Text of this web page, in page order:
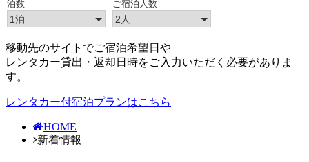
移動先のサイトでご宿泊希望日や
レンタカー貸出・返却日時をご入力いただく必要がありま
す。
レンタカー付宿泊プランはこちら
HOME
新着情報